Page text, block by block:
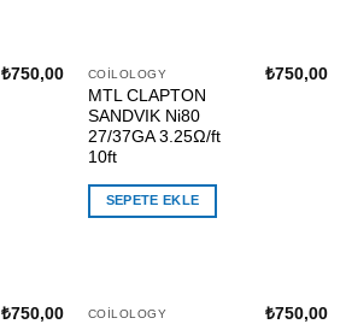
₺750,00 COILOLOGY
MTL CLAPTON
SANDVIK Ni80
27/37GA 3.25Ω/ft
10ft
₺750,00
SEPETE EKLE
₺750,00 COILOLOGY ₺750,00